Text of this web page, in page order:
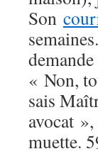
Son
« Non,
sais
avocat
muette.